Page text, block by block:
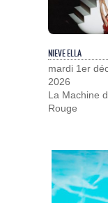
NIEVE ELLA
mardi 1er
2026
La Machine
Rouge